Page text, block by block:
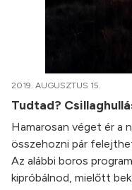
2019. AUGUSZTUS 15.
Tudtad?
Hamarosan véget ér a
összehozni pár
Az alábbi boros
kipróbálnod, mielőtt